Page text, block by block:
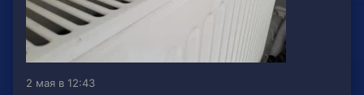
2 мая в 12:43